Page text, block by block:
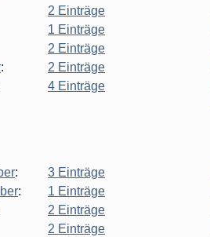
2 Einträge
1 Einträge
2 Einträge
:
2 Einträge
4 Einträge
:
3 Einträge
:
1 Einträge
2 Einträge
2 Einträge